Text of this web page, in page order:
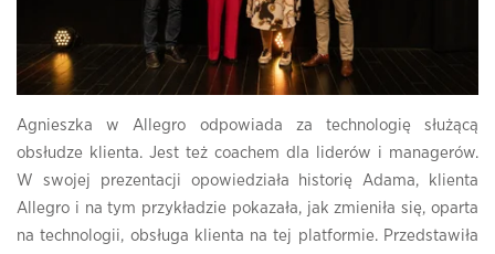
Agnieszka w Allegro odpowiada za technologię służącą
obsłudze klienta. Jest też coachem dla liderów i managerów.
W swojej prezentacji opowiedziała historię Adama, klienta
Allegro i na tym przykładzie pokazała, jak zmieniła się, oparta
na technologii, obsługa klienta na tej platformie. Przedstawiła